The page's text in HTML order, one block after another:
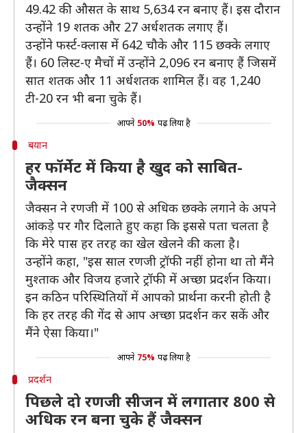
49.42 की औसत के साथ 5,634 रन बनाए हैं। इस दौरान
उन्होंने 19 शतक और 27 अर्धशतक लगाए हैं।
उन्होंने फर्स्ट-क्लास में 642 चौके और 115 छक्के लगाए
हैं। 60 लिस्ट-ए मैचों में उन्होंने 2,096 रन बनाए हैं जिसमें
सात शतक और 11 अर्धशतक शामिल हैं। वह 1,240
टी-20 रन भी बना चुके हैं।
आपने 50% पढ़ लिया है
बयान
हर फॉर्मेट में किया है खुद को साबित-
जैक्सन
जैक्सन ने रणजी में 100 से अधिक छक्के लगाने के अपने
आंकड़े पर गौर दिलाते हुए कहा कि इससे पता चलता है
कि मेरे पास हर तरह का खेल खेलने की कला है।
उन्होंने कहा, "इस साल रणजी ट्रॉफी नहीं होना था तो मैंने
मुश्ताक और विजय हजारे ट्रॉफी में अच्छा प्रदर्शन किया।
इन कठिन परिस्थितियों में आपको प्रार्थना करनी होती है
कि हर तरह की गेंद से आप अच्छा प्रदर्शन कर सकें और
मैंने ऐसा किया।"
आपने 75% पढ़ लिया है
प्रदर्शन
पिछले दो रणजी सीजन में लगातार 800 से
अधिक रन बना चुके हैं जैक्सन